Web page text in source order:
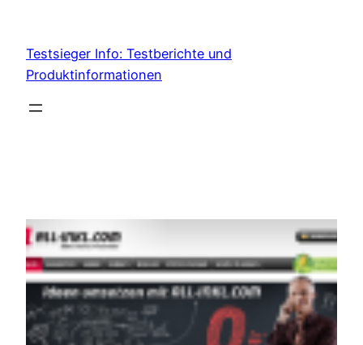
content
Testsieger Info: Testberichte und
Produktinformationen